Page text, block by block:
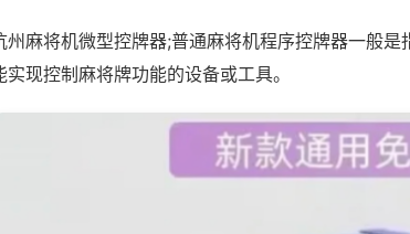
州麻将机微型控牌器;普通麻将机程序控牌器一般
实现控制麻将牌功能的设备或工具。